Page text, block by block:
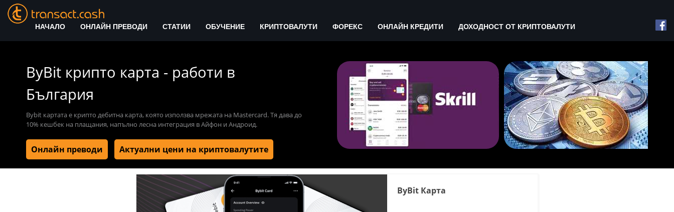
НАЧАЛО ОНЛАЙН ПРЕВОДИ СТАТИИ ОБУЧЕНИЕ КРИПТОВАЛУТИ ФОРЕКС ОНЛАЙН КРЕДИТИ ДОХОДНОСТ ОТ КРИПТОВАЛУТИ
ByBit крипто карта - работи в
България
Bybit картата е крипто дебитна карта, която използва мрежата на Mastercard. Тя дава до
10% кешбек на плащания, напълно лесна интеграция в Айфон и Андроид.
Онлайн преводи Актуални цени на криптовалутите
ByBit Карта